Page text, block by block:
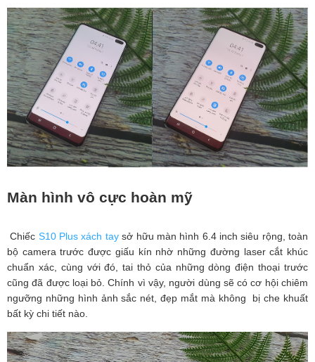
Màn hình vô cực hoàn mỹ
Chiếc S10 Plus xách taysở hữu màn hình 6.4 inch siêu rộng, toàn
bộ camera trước được giấu kín nhờ những đường laser cắt khúc
chuẩn xác, cùng với đó, tai thỏ của những dòng điện thoại trước
cũng đã được loại bỏ. Chính vì vậy, người dùng sẽ có cơ hội chiêm
ngưỡng những hình ảnh sắc nét, đẹp mắt mà không bị che khuất
bất kỳ chi tiết nào.